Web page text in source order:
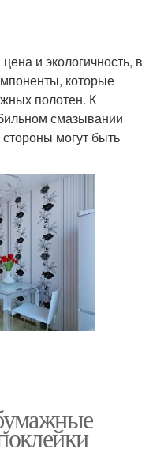
и экологичность, в
которые
полотен. К
смазывании
могут быть